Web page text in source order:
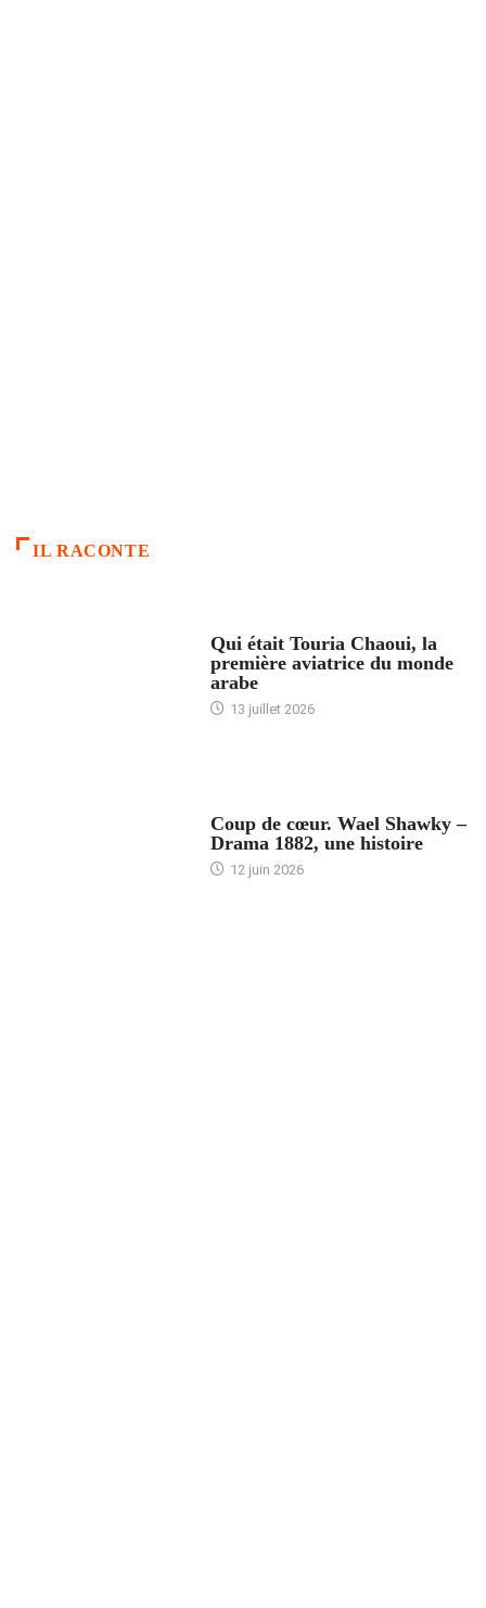
IL RACONTE
Qui était Touria Chaoui, la
première aviatrice du monde
arabe
13 juillet 2026
Coup de cœur. Wael Shawky –
Drama 1882, une histoire
12 juin 2026